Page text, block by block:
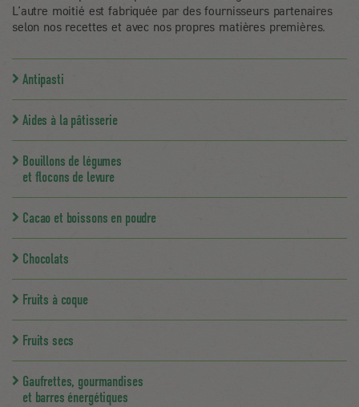
L’autre moitié est fabriquée par des fournisseurs partenaires
selon nos recettes et avec nos propres matières premières.
Antipasti
Aides à la pâtisserie
Bouillons de légumes
et flocons de levure
Cacao et boissons en poudre
Chocolats
Fruits à coque
Fruits secs
Gaufrettes, gourmandises
et barres énergétiques